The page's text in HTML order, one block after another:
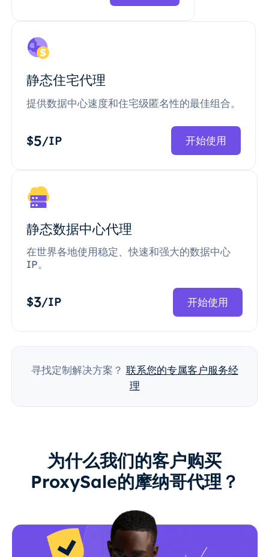
静态住宅代理
提供数据中心速度和住宅级匿名性的最佳组合。
$5/IP 开始使用
静态数据中心代理
在世界各地使用稳定、快速和强大的数据中心
IP。
$3/IP 开始使用
寻找定制解决方案？ 联系您的专属客户服务经
理
为什么我们的客户购买
ProxySale的摩纳哥代理？